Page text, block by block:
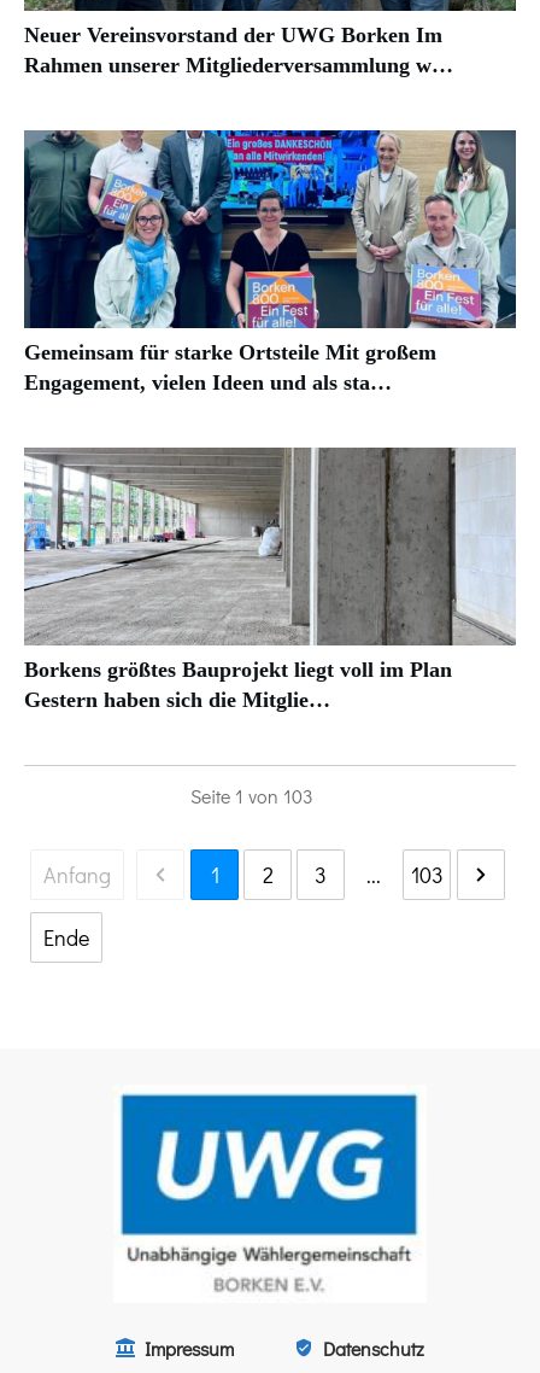
Neuer Vereinsvorstand der UWG Borken Im
Rahmen unserer Mitgliederversammlung w…
Gemeinsam für starke Ortsteile Mit großem
Engagement, vielen Ideen und als sta…
Borkens größtes Bauprojekt liegt voll im Plan
Gestern haben sich die Mitglie…
Seite 1 von 103
Anfang 1 2 3 ... 103
Ende
Impressum Datenschutz